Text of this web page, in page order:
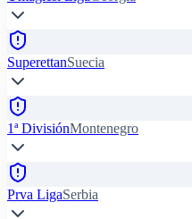
SuperettanSuecia
1ª DivisiónMontenegro
Prva LigaSerbia